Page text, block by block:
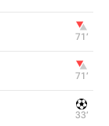
71‎’‎
71‎’‎
33‎’‎